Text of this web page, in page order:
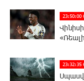
23:50:00
23:32:35